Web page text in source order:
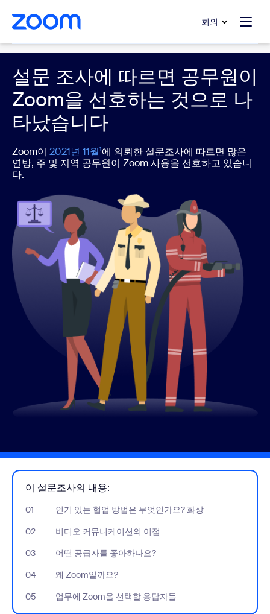
으로 건너뛰기
팅으로 건너뛰기 회의
설문 조사에 따르면 공무원이
Zoom을 선호하는 것으로 나
타났습니다
Zoom이 2021년 11월¹에 의뢰한 설문조사에 따르면 많은
연방, 주 및 지역 공무원이 Zoom 사용을 선호하고 있습니
다.
이 설문조사의 내용:
01 인기 있는 협업 방법은 무엇인가요? 화상
- Jumplink to 인기 있는 협업 방법은 무엇인가요? 화상
02
비디오 커뮤니케이션의 이점
- Jumplink to 비디오 커뮤니케이션의 이점
03
어떤 공급자를 좋아하나요?
- Jumplink to 어떤 공급자를 좋아하나요?
04
왜 Zoom일까요?
- Jumplink to 왜 Zoom일까요?
05
업무에 Zoom을 선택할 응답자들
- Jumplink to 업무에 Zoom을 선택할 응답자들